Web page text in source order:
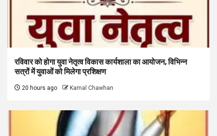
रविवार को होगा युवा नेतृत्व विकास कार्यशाला का आयोजन, विभिन्न
सत्रों में युवाओं को मिलेगा प्रशिक्षण
20 hours ago Kamal Chawhan